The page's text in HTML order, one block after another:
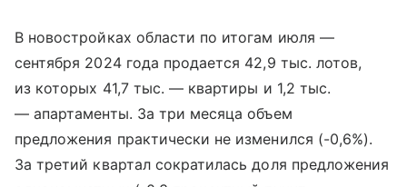
В новостройках области по итогам июля —
сентября 2024 года продается 42,9 тыс. лотов,
из которых 41,7 тыс. — квартиры и 1,2 тыс.
— апартаменты. За три месяца объем
предложения практически не изменился (-0,6%).
За третий квартал сократилась доля предложения